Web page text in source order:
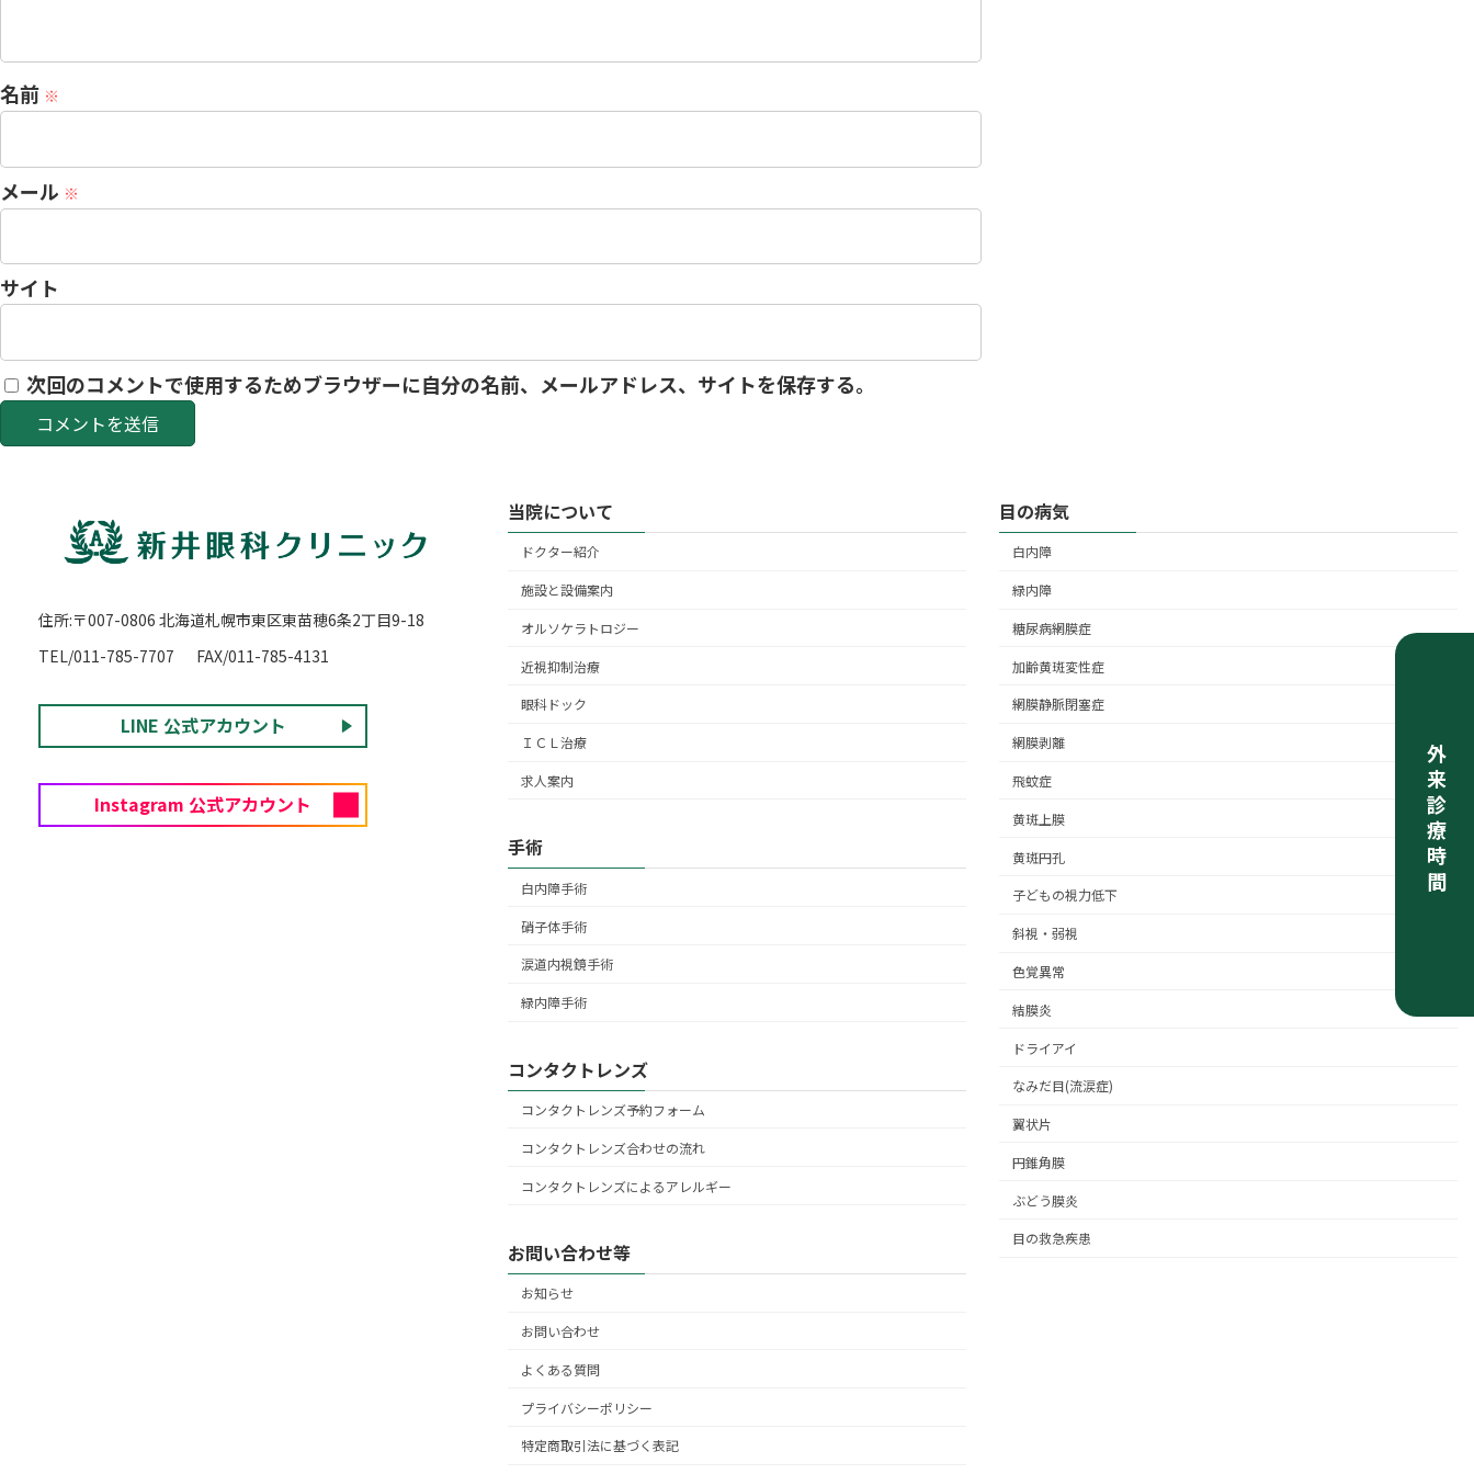
名前 ※
メール ※
サイト
次回のコメントで使用するためブラウザーに自分の名前、メールアドレス、サイトを保存する。
外来診療時間
住所:〒007-0806 北海道札幌市東区東苗穂6条2丁目9-18
TEL/011-785-7707
FAX/011-785-4131
LINE 公式アカウント
Instagram 公式アカウント
当院について
ドクター紹介
施設と設備案内
オルソケラトロジー
近視抑制治療
眼科ドック
ＩＣＬ治療
求人案内
手術
白内障手術
硝子体手術
涙道内視鏡手術
緑内障手術
コンタクトレンズ
コンタクトレンズ予約フォーム
コンタクトレンズ合わせの流れ
コンタクトレンズによるアレルギー
お問い合わせ等
お知らせ
お問い合わせ
よくある質問
プライバシーポリシー
特定商取引法に基づく表記
目の病気
白内障
緑内障
糖尿病網膜症
加齢黄斑変性症
網膜静脈閉塞症
網膜剥離
飛蚊症
黄斑上膜
黄斑円孔
子どもの視力低下
斜視・弱視
色覚異常
結膜炎
ドライアイ
なみだ目(流涙症)
翼状片
円錐角膜
ぶどう膜炎
目の救急疾患